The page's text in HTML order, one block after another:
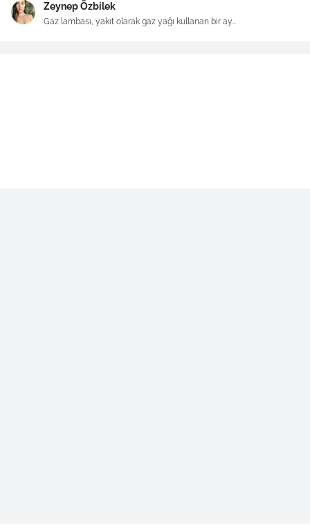
Zeynep Özbilek
Gaz lambası, yakıt olarak gaz yağı kullanan bir ay...